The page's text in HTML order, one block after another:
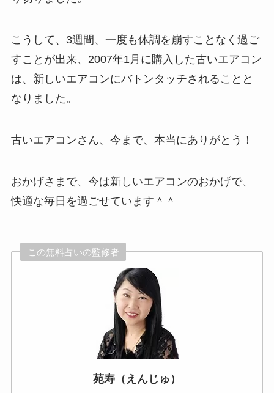
こうして、3週間、一度も体調を崩すことなく過ご
すことが出来、2007年1月に購入した古いエアコン
は、新しいエアコンにバトンタッチされることと
なりました。
古いエアコンさん、今まで、本当にありがとう！
おかげさまで、今は新しいエアコンのおかげで、
快適な毎日を過ごせています＾＾
この無料占いの監修者
苑寿（えんじゅ）